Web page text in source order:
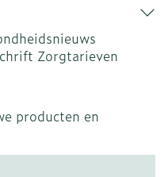
Zorgtarieven
producten en